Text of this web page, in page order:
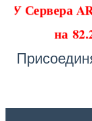
У Сервера
на